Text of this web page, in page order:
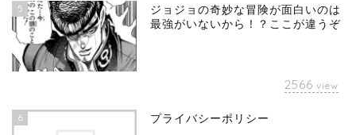
5
ジョジョの奇妙な冒険が面白いのは
最強がいないから！？ここが違うぞ
2566 view
6 プライバシーポリシー